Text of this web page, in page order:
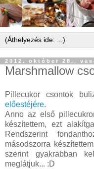
2012. október 28.,
Marshmallow
Pillecukor csontok
előestéjére.
Anno az első
készítettem, ezt
Rendszerint
másodszorra
szerint gyakrabban
meglátjuk... :D